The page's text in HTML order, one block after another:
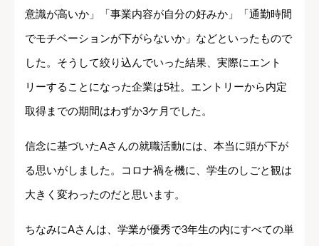
意識が高いか」「事業内容が自分の好みか」「通勤時間
でモチベーションが下がらないか」などといったもので
した。そうして絞り込んでいった結果、実際にエント
リーすることになった企業は5社。エントリーから内定
取得までの期間はわずか3ケ月でした。
信念に基づいたAさんの就職活動には、本当に頭が下が
る思いがしました。コロナ禍を機に、学生のしごと観は
大きく変わったのだと思います。
ちなみにAさんは、学業が優秀で3年生の内にすべての単